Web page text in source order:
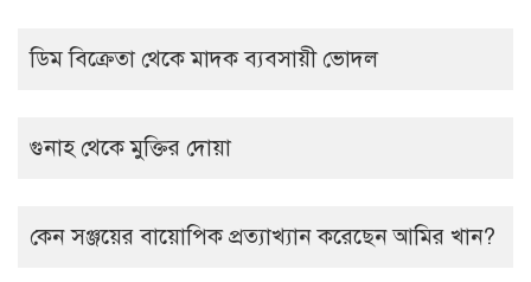
ডিম বিক্রেতা থেকে মাদক ব্যবসায়ী ভোদল
গুনাহ থেকে মুক্তির দোয়া
কেন সঞ্জয়ের বায়োপিক প্রত্যাখ্যান করেছেন আমির খান?